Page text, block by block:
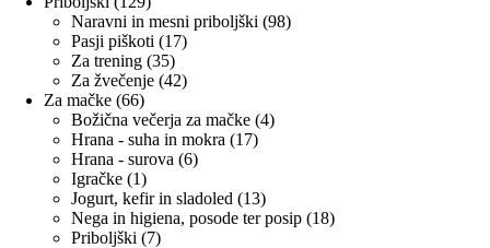
izdelkov
Naravni in mesni priboljški 9898
Pasji piškoti 1717
Za trening 3535
izdelkov
Za žvečenje 4242
Za mačke 6666
izdelkov
Božična večerja za mačke 44
Hrana - suha in mokra 1717
Hrana - surova 66
Igračke 11
izdelek
Jogurt, kefir in sladoled 1313
izdelkov
Nega in higiena, posode ter posip 1818
Priboljški 77